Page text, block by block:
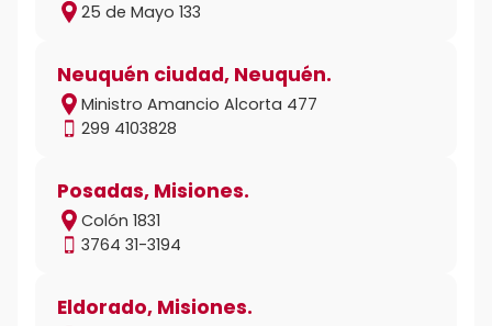
25 de Mayo 133
Neuquén ciudad, Neuquén.
Ministro Amancio Alcorta 477
299 4103828
Posadas, Misiones.
Colón 1831
3764 31-3194
Eldorado, Misiones.